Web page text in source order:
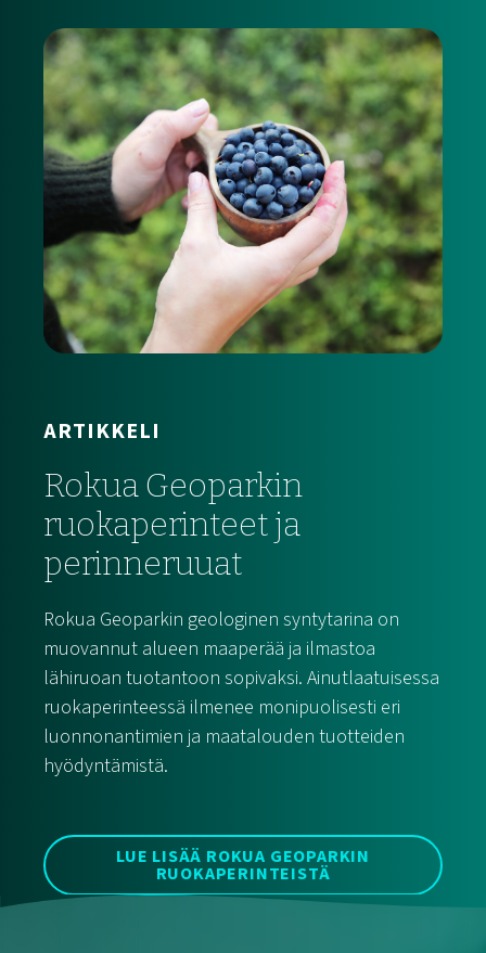
ARTIKKELI
Rokua Geoparkin
ruokaperinteet ja
perinneruuat
Rokua Geoparkin geologinen syntytarina on
muovannut alueen maaperää ja ilmastoa
lähiruoan tuotantoon sopivaksi. Ainutlaatuisessa
ruokaperinteessä ilmenee monipuolisesti eri
luonnonantimien ja maatalouden tuotteiden
hyödyntämistä.
LUE LISÄÄ ROKUA GEOPARKIN
RUOKAPERINTEISTÄ